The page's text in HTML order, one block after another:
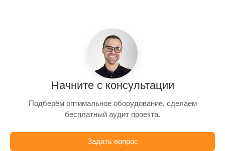
Начните с консультации
Подберём оптимальное оборудование, сделаем
бесплатный аудит проекта.
Задать вопрос